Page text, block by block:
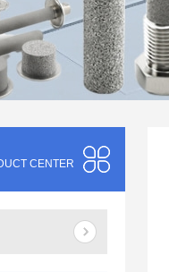
CENTER